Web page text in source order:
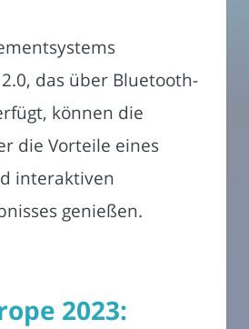
das über Bluetooth-
können die
die Vorteile eines
interaktiven
genießen.
2023: